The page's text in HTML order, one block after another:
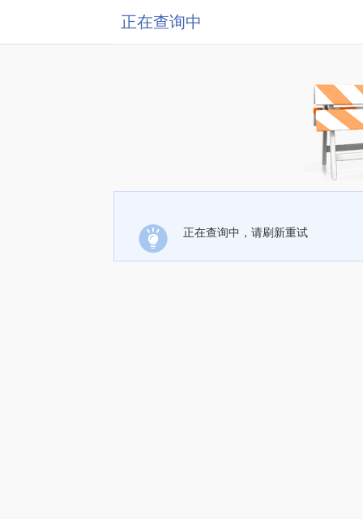
正在查询中
正在查询中，请刷新重试